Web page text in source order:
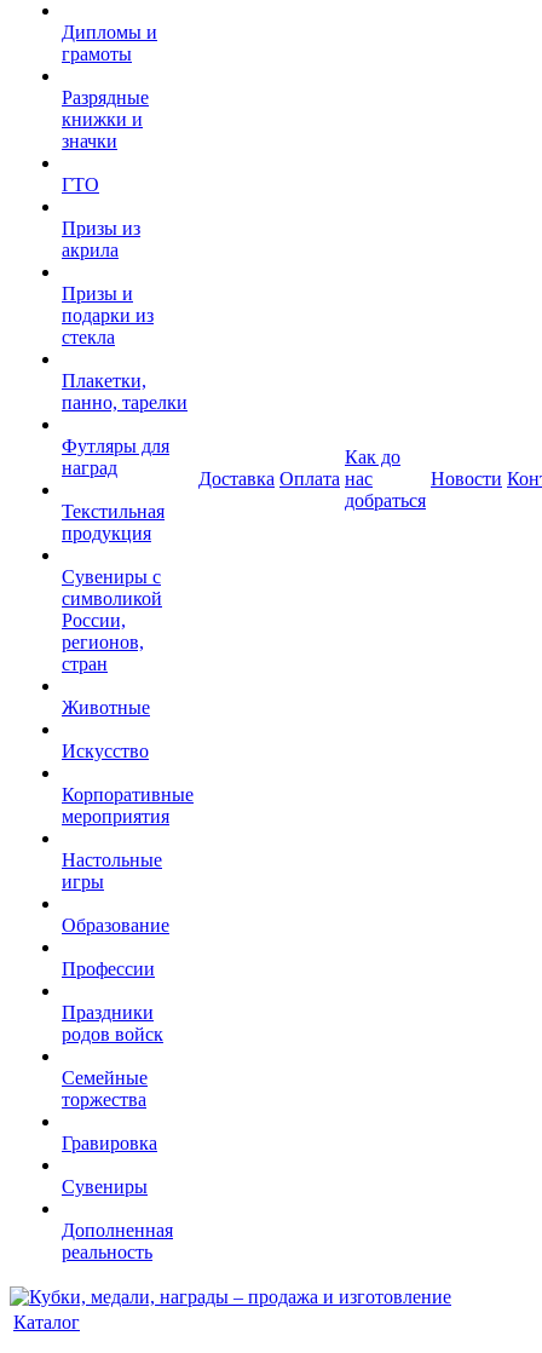
Дипломы и
грамоты
Разрядные
книжки и
значки
ГТО
Призы из
акрила
Призы и
подарки из
стекла
Плакетки,
панно, тарелки
Футляры для
наград
Текстильная
продукция
Сувениры с
символикой
России,
регионов,
стран
Животные
Искусство
Корпоративные
мероприятия
Настольные
игры
Образование
Профессии
Праздники
родов войск
Семейные
торжества
Гравировка
Сувениры
Дополненная
реальность
Доставка Оплата
Как до
нас
добраться
Новости
Каталог